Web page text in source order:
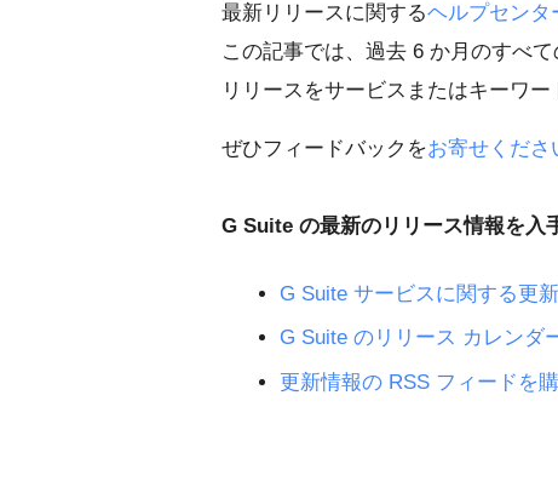
最新リリースに関するヘルプセンタ
この記事では、過去 6 か月のすべ
リリースをサービスまたはキーワー
ぜひフィードバックをお寄せくださ
G Suite の最新のリリース情報を入
G Suite サービスに関する更
G Suite のリリース カレンダ
更新情報の RSS フィードを